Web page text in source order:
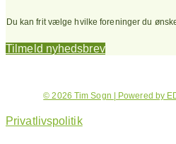
Du kan frit vælge hvilke foreninger du
Tilmeld nyhedsbrev
© 2026 Tim Sogn | Powered by
Privatlivspolitik